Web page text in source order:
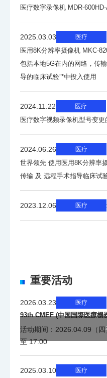
最大
可显示
色彩
107,374万
色
域
超过BT.709
NTSC/
接口
Composite
Y/C（S-
模拟输入（
接口
15pin（带环
信号及
医疗数字录像机 MDR-
2025.03.03 医疗
医用8K分辨率摄像机 MKC-
包括本地5G在内的网络，传
导的临床试验”*中投入使用
2024.11.22 医疗
医疗数字视频录像机型号变更
2024.06.26 医疗
世界领先 使用医用8K分辨率
传输 及 远程手术指导临床试
2023.12.06 医疗
重要活动
2026.03.23 医疗
93th CMEF (中国国際医療機
活动期间：2026.04.09（
至 17:00
2025.03.10 医疗